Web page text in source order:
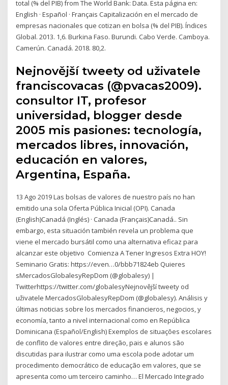
total (% del PIB) from The World Bank: Data. Esta página en:
English · Español · Français Capitalización en el mercado de
empresas nacionales que cotizan en bolsa (% del PIB). Índices
Global. 2013. 1,6. Burkina Faso. Burundi. Cabo Verde. Camboya.
Camerún. Canadá. 2018. 80,2.
Nejnovější tweety od uživatele
franciscovacas (@pvacas2009).
consultor IT, profesor
universidad, blogger desde
2005 mis pasiones: tecnología,
mercados libres, innovación,
educación en valores,
Argentina, España.
13 Ago 2019 Las bolsas de valores de nuestro país no han
emitido una sola Oferta Pública Inicial (OPI). Canada
(English)Canadá (Inglés) · Canada (Français)Canadá.. Sin
embargo, esta situación también revela un problema que
viene el mercado bursátil como una alternativa eficaz para
alcanzar este objetivo Comienza A Tener Ingresos Extra HOY!
Seminario Gratis: https://even…0/bbb71824eb Quieres
sMercadosGlobalesyRepDom (@globalesy) |
Twitterhttps://twitter.com/globalesyNejnovější tweety od
uživatele MercadosGlobalesyRepDom (@globalesy). Análisis y
últimas noticias sobre los mercados financieros, negocios, y
economía, tanto a nivel internacional como en República
Dominicana (Español/English) Exemplos de situações escolares
de conflito de valores entre direção, pais e alunos são
discutidas para ilustrar como uma escola pode adotar um
procedimento democrático de educação em valores, que se
apresenta como um terceiro caminho… El Mercado Integrado